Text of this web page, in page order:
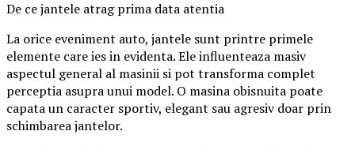
De ce jantele atrag prima data atentia
La orice eveniment auto, jantele sunt printre primele
elemente care ies in evidenta. Ele influenteaza masiv
aspectul general al masinii si pot transforma complet
perceptia asupra unui model. O masina obisnuita poate
capata un caracter sportiv, elegant sau agresiv doar prin
schimbarea jantelor.